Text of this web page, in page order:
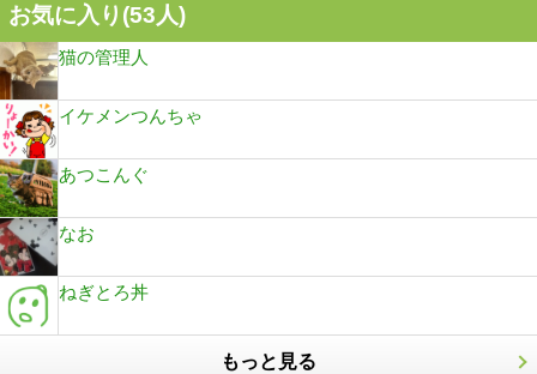
お気に入り(53人)
猫の管理人
イケメンつんちゃ
あつこんぐ
なお
ねぎとろ丼
もっと見る